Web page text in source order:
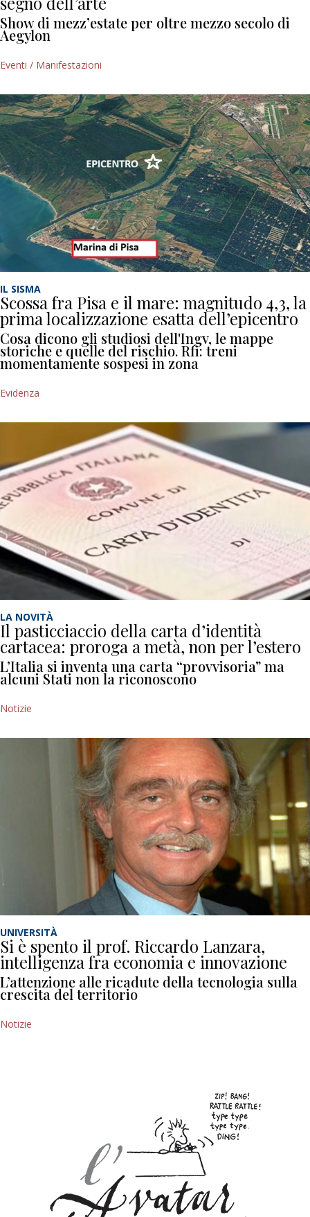
Show di mezz’estate per oltre mezzo secolo di
Aegylon
Eventi / Manifestazioni
IL SISMA
Scossa fra Pisa e il mare: magnitudo 4,3, la
prima localizzazione esatta dell’epicentro
Cosa dicono gli studiosi dell'Ingv, le mappe
storiche e quelle del rischio. Rfi: treni
momentamente sospesi in zona
Evidenza
LA NOVITÀ
Il pasticciaccio della carta d’identità
cartacea: proroga a metà, non per l’estero
L’Italia si inventa una carta “provvisoria” ma
alcuni Stati non la riconoscono
Notizie
UNIVERSITÀ
Si è spento il prof. Riccardo Lanzara,
intelligenza fra economia e innovazione
L’attenzione alle ricadute della tecnologia sulla
crescita del territorio
Notizie